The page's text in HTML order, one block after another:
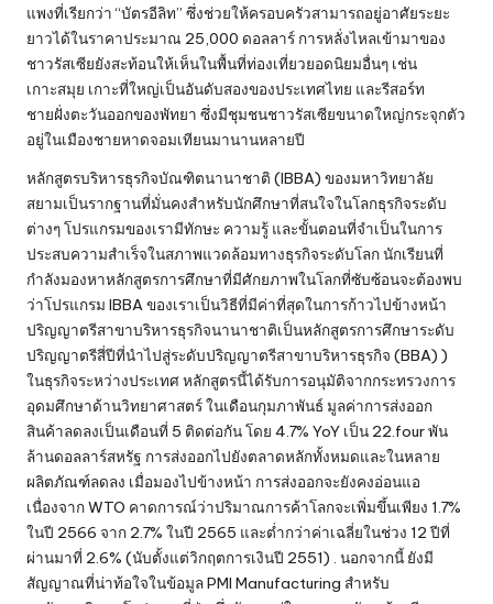
แพงที่เรียกว่า “บัตรอีลิท” ซึ่งช่วยให้ครอบครัวสามารถอยู่อาศัยระยะ
ยาวได้ในราคาประมาณ 25,000 ดอลลาร์ การหลั่งไหลเข้ามาของ
ชาวรัสเซียยังสะท้อนให้เห็นในพื้นที่ท่องเที่ยวยอดนิยมอื่นๆ เช่น
เกาะสมุย เกาะที่ใหญ่เป็นอันดับสองของประเทศไทย และรีสอร์ท
ชายฝั่งตะวันออกของพัทยา ซึ่งมีชุมชนชาวรัสเซียขนาดใหญ่กระจุกตัว
อยู่ในเมืองชายหาดจอมเทียนมานานหลายปี
หลักสูตรบริหารธุรกิจบัณฑิตนานาชาติ (IBBA) ของมหาวิทยาลัย
สยามเป็นรากฐานที่มั่นคงสำหรับนักศึกษาที่สนใจในโลกธุรกิจระดับ
ต่างๆ โปรแกรมของเรามีทักษะ ความรู้ และขั้นตอนที่จำเป็นในการ
ประสบความสำเร็จในสภาพแวดล้อมทางธุรกิจระดับโลก นักเรียนที่
กำลังมองหาหลักสูตรการศึกษาที่มีศักยภาพในโลกที่ซับซ้อนจะต้องพบ
ว่าโปรแกรม IBBA ของเราเป็นวิธีที่มีค่าที่สุดในการก้าวไปข้างหน้า
ปริญญาตรีสาขาบริหารธุรกิจนานาชาติเป็นหลักสูตรการศึกษาระดับ
ปริญญาตรีสี่ปีที่นำไปสู่ระดับปริญญาตรีสาขาบริหารธุรกิจ (BBA) )
ในธุรกิจระหว่างประเทศ หลักสูตรนี้ได้รับการอนุมัติจากกระทรวงการ
อุดมศึกษาด้านวิทยาศาสตร์ ในเดือนกุมภาพันธ์ มูลค่าการส่งออก
สินค้าลดลงเป็นเดือนที่ 5 ติดต่อกัน โดย 4.7% YoY เป็น 22.four พัน
ล้านดอลลาร์สหรัฐ การส่งออกไปยังตลาดหลักทั้งหมดและในหลาย
ผลิตภัณฑ์ลดลง เมื่อมองไปข้างหน้า การส่งออกจะยังคงอ่อนแอ
เนื่องจาก WTO คาดการณ์ว่าปริมาณการค้าโลกจะเพิ่มขึ้นเพียง 1.7%
ในปี 2566 จาก 2.7% ในปี 2565 และต่ำกว่าค่าเฉลี่ยในช่วง 12 ปีที่
ผ่านมาที่ 2.6% (นับตั้งแต่วิกฤตการเงินปี 2551) . นอกจากนี้ ยังมี
สัญญาณที่น่าท้อใจในข้อมูล PMI Manufacturing สำหรับ